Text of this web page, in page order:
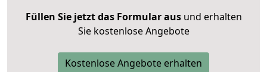
Füllen Sie jetzt das Formular ausund erhalten
Sie kostenlose Angebote
Kostenlose Angebote erhalten